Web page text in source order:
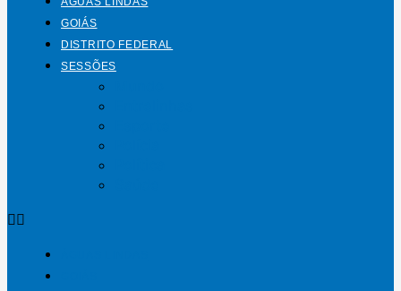
GOIÁS
DISTRITO FEDERAL
SESSÕES